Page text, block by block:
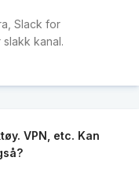
Slack for
kanal.
VPN, etc. Kan